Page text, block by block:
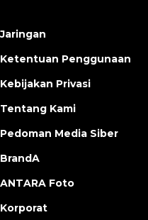
Jaringan
Ketentuan Penggunaan
Kebijakan Privasi
Tentang Kami
Pedoman Media Siber
BrandA
ANTARA Foto
Korporat